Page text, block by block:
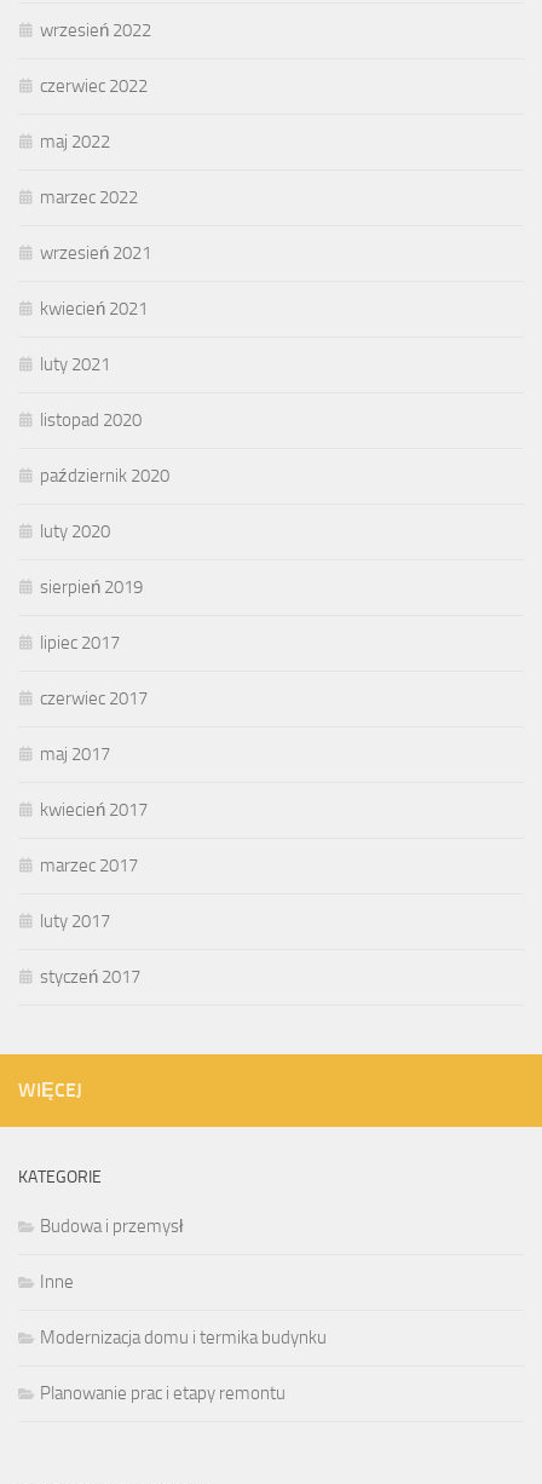
wrzesień 2022
czerwiec 2022
maj 2022
marzec 2022
wrzesień 2021
kwiecień 2021
luty 2021
listopad 2020
październik 2020
luty 2020
sierpień 2019
lipiec 2017
czerwiec 2017
maj 2017
kwiecień 2017
marzec 2017
luty 2017
styczeń 2017
WIĘCEJ
KATEGORIE
Budowa i przemysł
Inne
Modernizacja domu i termika budynku
Planowanie prac i etapy remontu